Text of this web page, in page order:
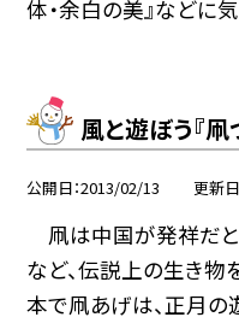
体・余白の美』などに
風と遊ぼう『凧
公開日 2013/02/13 更新日
凧は中国が発祥だと
など、伝説上の生き物
本で凧あげは、正月の